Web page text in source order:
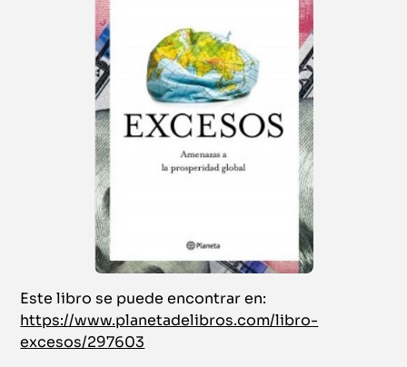
Este libro se puede encontrar en:
https://www.planetadelibros.com/libro-
excesos/297603